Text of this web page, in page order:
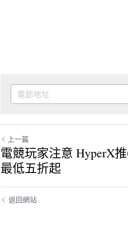
上一篇
電競玩家注意 HyperX
品最低五折起
返回網站